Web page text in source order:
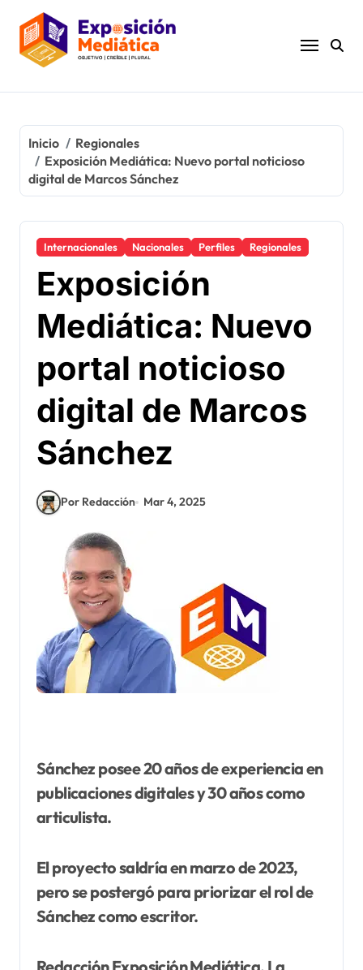
contenido
Inicio
Regionales
Exposición Mediática: Nuevo portal noticioso
digital de Marcos Sánchez
Internacionales Nacionales Perfiles Regionales
Exposición
Mediática: Nuevo
portal noticioso
digital de Marcos
Sánchez
Por Redacción Mar 4, 2025
Sánchez posee 20 años de experiencia en
publicaciones digitales y 30 años como
articulista.
El proyecto saldría en marzo de 2023,
pero se postergó para priorizar el rol de
Sánchez como escritor.